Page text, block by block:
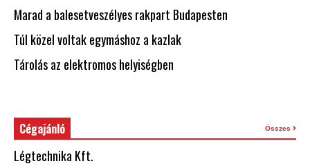
Marad a balesetveszélyes rakpart Budapesten
Túl közel voltak egymáshoz a kazlak
Tárolás az elektromos helyiségben
Cégajánló Összes
Légtechnika Kft.